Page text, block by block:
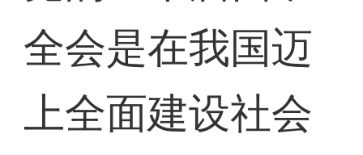
全会是在我国迈
上全面建设社会